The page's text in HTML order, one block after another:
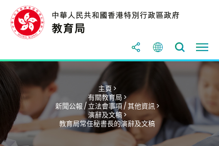
主頁 >
有關教育局 >
新聞公報 / 立法會事項 / 其他資訊 >
演辭及文稿 >
教育局常任秘書長的演辭及文稿